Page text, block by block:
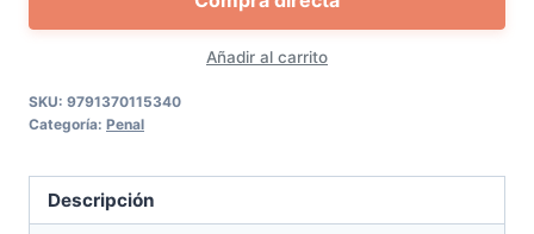
de
identidad.
Añadir al carrito
SKU: 9791370115340
Categoría: Penal
Descripción